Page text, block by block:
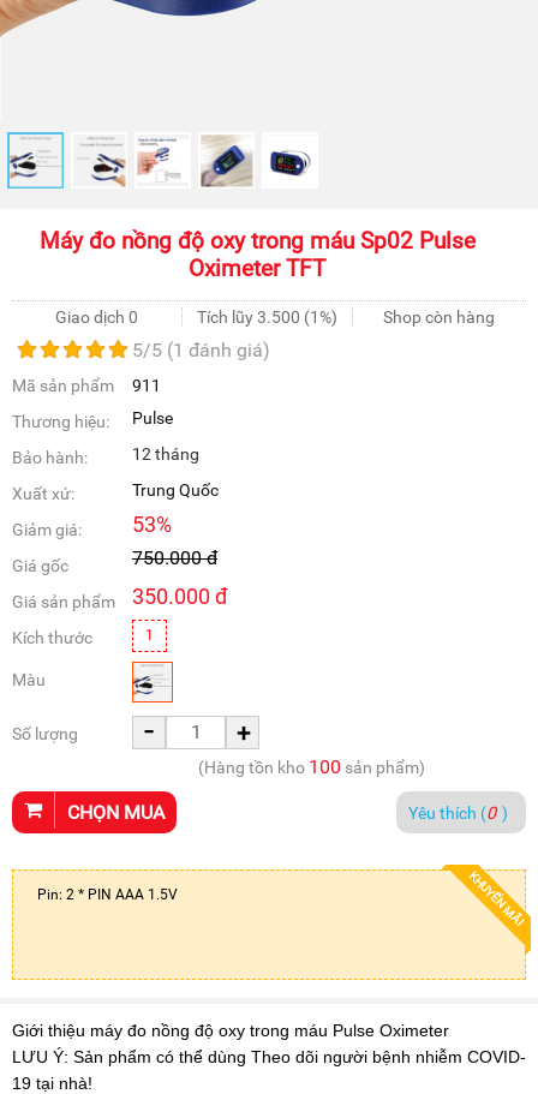
Máy đo nồng độ oxy trong máu Sp02 Pulse
Oximeter TFT
Giao dịch 0 Tích lũy3.500 (1%) Shop còn hàng
5/5 (1 đánh giá)
Mã sản phẩm
911
Thương hiệu:
Pulse
Bảo hành: 12 tháng
Xuất xứ: Trung Quốc
Giảm giá: 53%
Giá gốc 750.000 đ
Giá sản phẩm 350.000 đ
Kích thước 1
Màu
Số lượng - +
(Hàng tồn kho 100 sản phẩm)
CHỌN MUA Yêu thích (0 )
KHUYẾN MÃI
Pin: 2 * PIN AAA 1.5V
Giới thiệu máy đo nồng độ oxy trong máu Pulse Oximeter
LƯU Ý: Sản phẩm có thể dùng Theo dõi người bệnh nhiễm COVID-
19 tại nhà!